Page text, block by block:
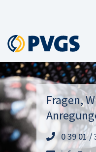
Fragen,
0 39 01 /